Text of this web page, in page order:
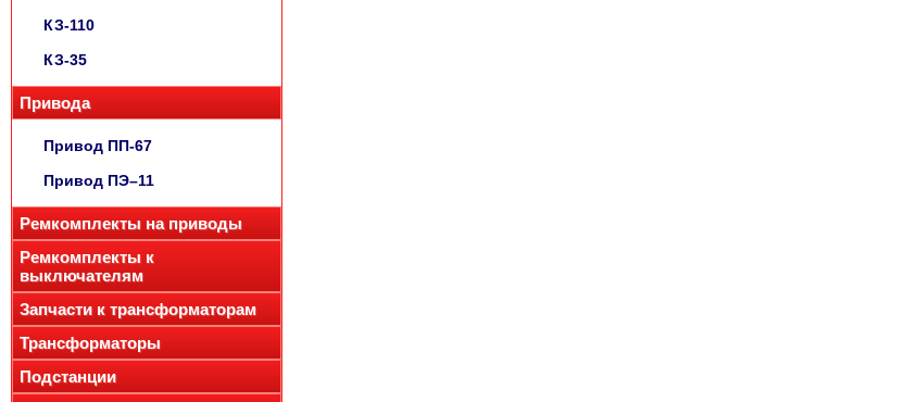
КЗ-110
КЗ-35
Привода
Привод ПП-67
Привод ПЭ–11
Ремкомплекты на приводы
Ремкомплекты к
выключателям
Запчасти к трансформаторам
Трансформаторы
Подстанции